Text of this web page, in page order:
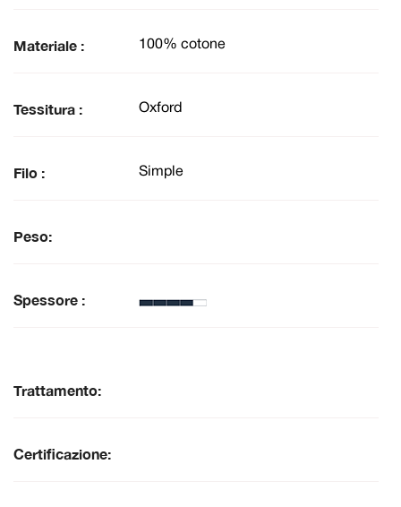
Materiale : 100% cotone
Tessitura : Oxford
Filo : Simple
Peso:
Spessore :
Trattamento:
Certificazione: